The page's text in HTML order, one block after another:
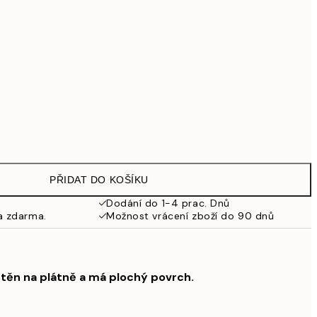
PŘIDAT DO KOŠÍKU
Dodání do 1-4 prac. Dnů
zdarma.
Možnost vrácení zboží do 90 dnů
na plátně a má plochý povrch.